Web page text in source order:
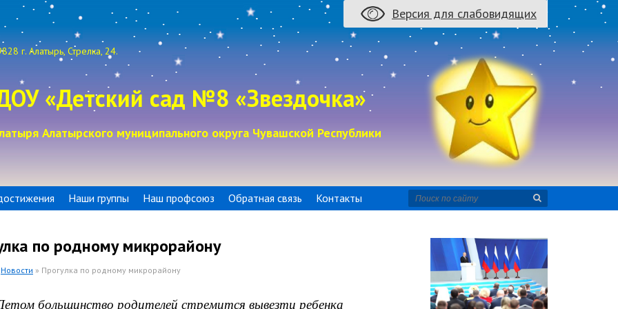
Версия для слабовидящих
г. Алатырь, Стрелка, 24.
«Детский сад №8 «Звездочка»
Алатырского муниципального округа Чувашской Республики
Наши группы Наш профсоюз Обратная связь Контакты
по родному микрорайону
Новости » Прогулка по родному микрорайону
родителей стремится вывезти ребенка